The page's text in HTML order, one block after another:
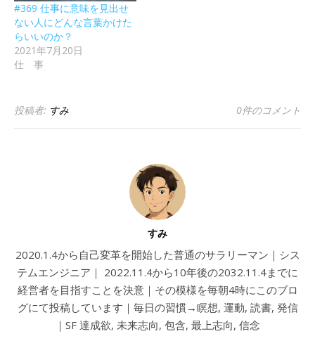
#369 仕事に意味を見出せ
ない人にどんな言葉かけた
らいいのか？
2021年7月20日
仕 事
投稿者: すみ 0件のコメント
すみ
2020.1.4から自己変革を開始した普通のサラリーマン｜シス
テムエンジニア｜ 2022.11.4から10年後の2032.11.4までに
経営者を目指すことを決意｜その模様を毎朝4時にこのブロ
グにて投稿しています｜毎日の習慣→瞑想, 運動, 読書, 発信
｜SF 達成欲, 未来志向, 包含, 最上志向, 信念